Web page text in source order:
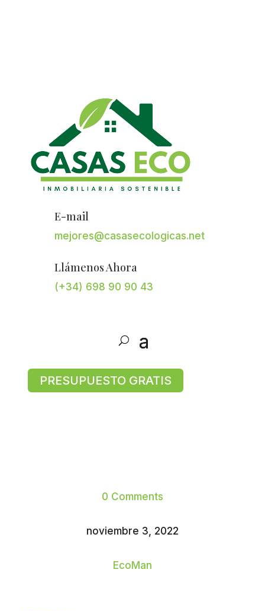
E-mail
mejores@casasecologicas.net
Llámenos Ahora
(+34) 698 90 90 43
PRESUPUESTO GRATIS
0 Comments
noviembre 3, 2022
EcoMan